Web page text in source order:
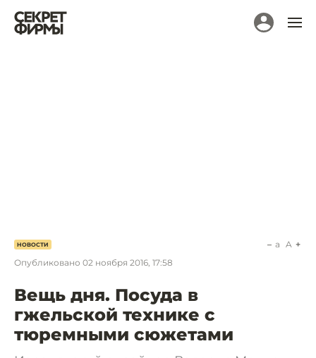
НОВОСТИ
Опубликовано 02 ноября 2016, 17:58
a A
Вещь дня. Посуда в
гжельской технике с
тюремными сюжетами